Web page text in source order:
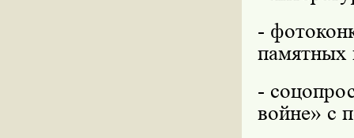
-
памятных
-
войне» с